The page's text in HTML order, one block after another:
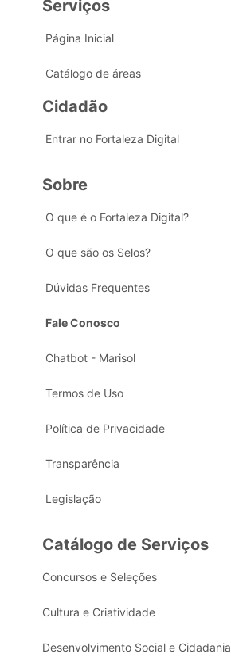
Serviços
Página Inicial
Catálogo de áreas
Cidadão
Entrar no Fortaleza Digital
Sobre
O que é o Fortaleza Digital?
O que são os Selos?
Dúvidas Frequentes
Fale Conosco
Chatbot - Marisol
Termos de Uso
Política de Privacidade
Transparência
Legislação
Catálogo de Serviços
Concursos e Seleções
Cultura e Criatividade
Desenvolvimento Social e Cidadania